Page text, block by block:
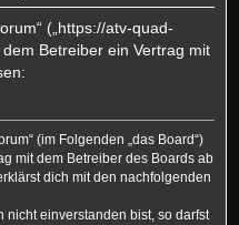
(„https://atv-quad-
Betreiber ein Vertrag mit
(im Folgenden „das Board“)
mit dem Betreiber des Boards ab
dich mit den nachfolgenden
einverstanden bist, so darfst